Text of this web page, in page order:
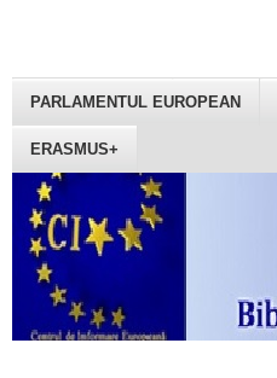
PARLAMENTUL EUROPEAN
ERASMUS+